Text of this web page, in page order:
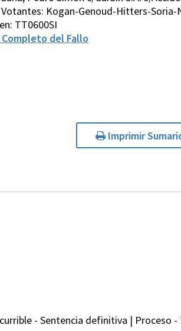
Kogan-Genoud-Hitters-Soria-
TT0600SI
del Fallo
Imprimir
- Sentencia definitiva | Proceso